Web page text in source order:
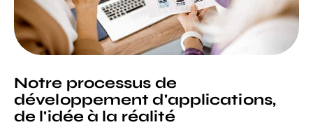
Notre processus de
développement d'applications,
de l'idée à la réalité